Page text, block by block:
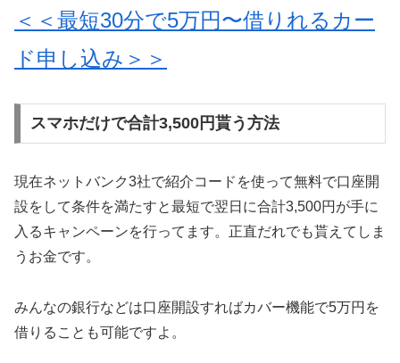
＜＜最短30分で5万円〜借りれるカー
ド申し込み＞＞
スマホだけで合計3,500円貰う方法
現在ネットバンク3社で紹介コードを使って無料で口座開
設をして条件を満たすと最短で翌日に合計3,500円が手に
入るキャンペーンを行ってます。正直だれでも貰えてしま
うお金です。
みんなの銀行などは口座開設すればカバー機能で5万円を
借りることも可能ですよ。